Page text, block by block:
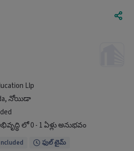
Llp
నోయిడా
లో 0 - 1 ఏళ్లు అనుభవం
ఫుల్ టైమ్